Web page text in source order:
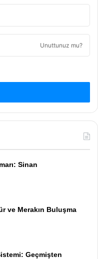
Unuttunuz mu?
Sinan
ve Merakın Buluşma
Geçmişten